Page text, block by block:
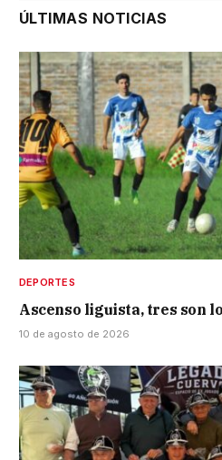
ÚLTIMAS NOTICIAS
DEPORTES
Ascenso liguista, tres son
10 de agosto de 2026